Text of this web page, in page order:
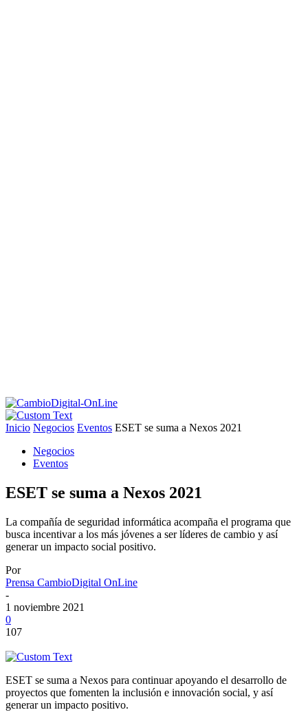
Inicio Negocios Eventos ESET se suma a Nexos 2021
Negocios
Eventos
ESET se suma a Nexos 2021
La compañía de seguridad informática acompaña el programa que
busca incentivar a los más jóvenes a ser líderes de cambio y así
generar un impacto social positivo.
Por
Prensa CambioDigital OnLine
-
1 noviembre 2021
0
107
ESET se suma a Nexos para continuar apoyando el desarrollo de
proyectos que fomenten la inclusión e innovación social, y así
generar un impacto positivo.